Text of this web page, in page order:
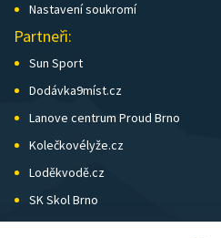
Nastavení soukromí
Partneři:
Sun Sport
Dodávka9míst.cz
Lanove centrum Proud Brno
Kolečkovélyže.cz
Loděkvodě.cz
SK Skol Brno
Biatlon Brno